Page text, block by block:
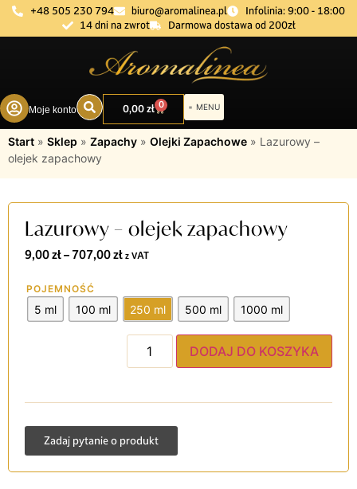
+48 505 230 794 biuro@aromalinea.pl
Infolinia: 9:00 - 18:00
14 dni na zwrot
Darmowa dostawa od 200zł
Moje konto 0,00zł 0
Start » Sklep » Zapachy » Olejki Zapachowe » Lazurowy –
olejek zapachowy
Lazurowy – olejek zapachowy
9,00zł– 707,00zł z VAT
POJEMNOŚĆ
5 ml 100 ml 250 ml 500 ml 1000 ml
DODAJ DO KOSZYKA
Zadaj pytanie o produkt